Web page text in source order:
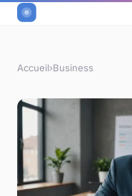
Accueil›Business